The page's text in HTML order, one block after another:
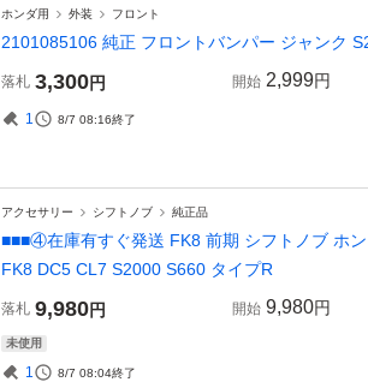
ホンダ用 外装 フロント
2101085106 純正 フロントバンパー ジャンク
落札 3,300円 開始 2,999円
1 8/7 08:16終了
アクセサリー シフトノブ 純正品
■■■④在庫有すぐ発送 FK8 前期 シフトノブ ホ
FK8 DC5 CL7 S2000 S660 タイプR
落札 9,980円 開始 9,980円
未使用
1 8/7 08:04終了